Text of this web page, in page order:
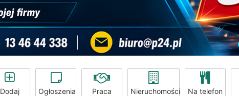
Dodaj Ogłoszenia Praca Nieruchomości Na telefon